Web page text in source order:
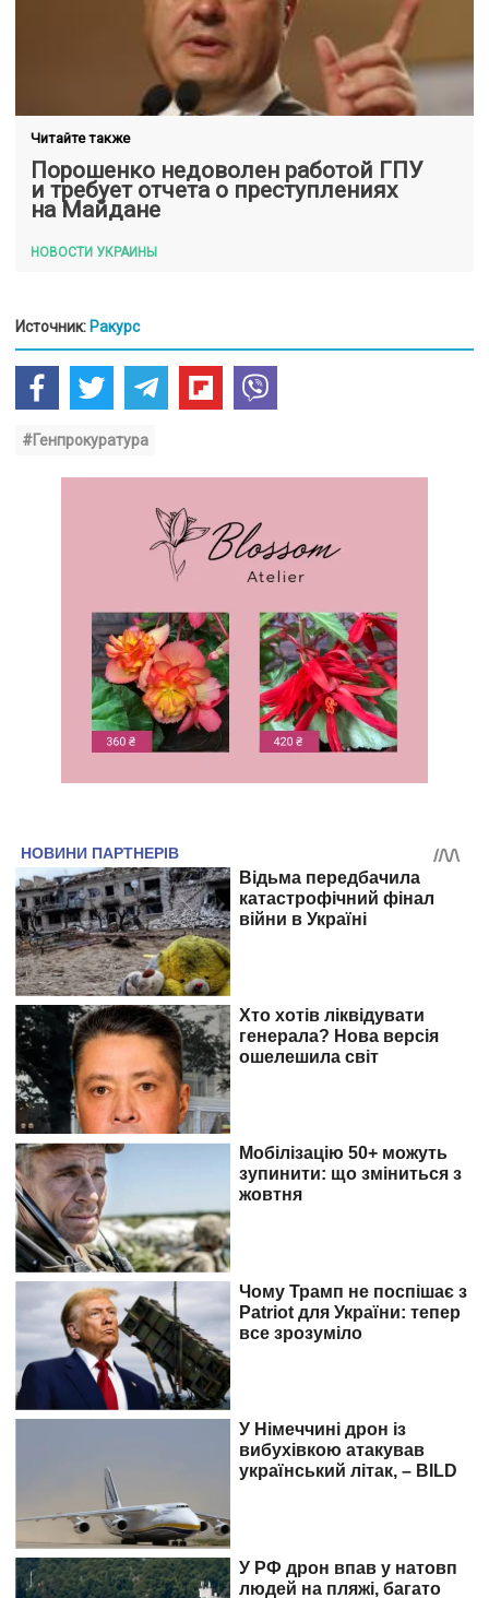
Читайте также
Порошенко недоволен работой ГПУ
и требует отчета о преступлениях
на Майдане
НОВОСТИ УКРАИНЫ
Источник: Ракурс
#Генпрокуратура